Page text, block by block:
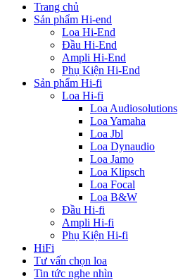
Trang chủ
Sản phẩm Hi-end
Loa Hi-End
Đầu Hi-End
Ampli Hi-End
Phụ Kiện Hi-End
Sản phẩm Hi-fi
Loa Hi-fi
Loa Audiosolutions
Loa Yamaha
Loa Jbl
Loa Dynaudio
Loa Jamo
Loa Klipsch
Loa Focal
Loa B&W
Đầu Hi-fi
Ampli Hi-fi
Phụ Kiện Hi-fi
HiFi
Tư vấn chọn loa
Tin tức nghe nhìn